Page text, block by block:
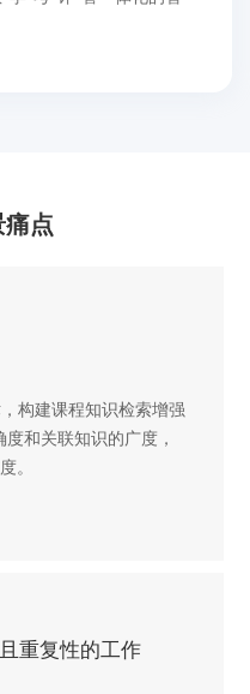
点
构建课程知识检索增强
和关联知识的广度，
。
重复性的工作